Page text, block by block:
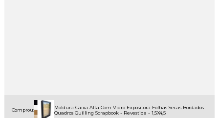
Comprou:
Moldura Caixa Alta Com Vidro Expositora Folhas Secas Bordados
Quadros Quilling Scrapbook - Revestida - 1,5X4,5